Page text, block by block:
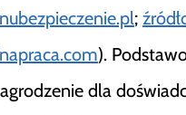
;
).
dla